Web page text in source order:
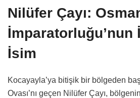
Nilüfer Çayı:
İmparatorluğu’nun
İsim
Kocayayla’ya bitişik bir bölgeden
Ovası’nı geçen Nilüfer Çayı,